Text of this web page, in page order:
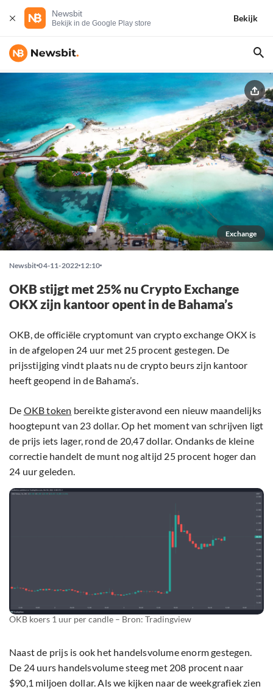
Newsbit
Bekijk in de Google Play store
Bekijk
Exchange
Newsbit 04-11-2022 12:10
OKB stijgt met 25% nu Crypto Exchange
OKX zijn kantoor opent in de Bahama’s
OKB, de officiële cryptomunt van crypto exchange OKX is
in de afgelopen 24 uur met 25 procent gestegen. De
prijsstijging vindt plaats nu de crypto beurs zijn kantoor
heeft geopend in de Bahama’s.
De OKB token bereikte gisteravond een nieuw maandelijks
hoogtepunt van 23 dollar. Op het moment van schrijven ligt
de prijs iets lager, rond de 20,47 dollar. Ondanks de kleine
correctie handelt de munt nog altijd 25 procent hoger dan
24 uur geleden.
OKB koers 1 uur per candle – Bron: Tradingview
Naast de prijs is ook het handelsvolume enorm gestegen.
De 24 uurs handelsvolume steeg met 208 procent naar
$90,1 miljoen dollar. Als we kijken naar de weekgrafiek zien